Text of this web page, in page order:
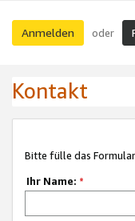
Anmelden oder
Kontakt
Bitte fülle das
Ihr Name: *